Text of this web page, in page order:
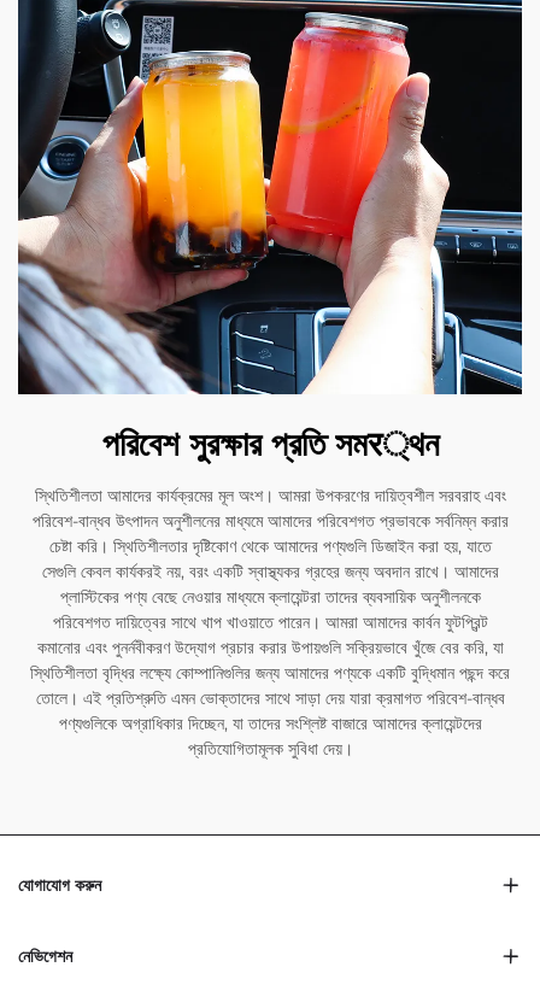
পরিবেশ সুরক্ষার প্রতি সমर্থন
স্থিতিশীলতা আমাদের কার্যক্রমের মূল অংশ। আমরা উপকরণের দায়িত্বশীল সরবরাহ এবং
পরিবেশ-বান্ধব উৎপাদন অনুশীলনের মাধ্যমে আমাদের পরিবেশগত প্রভাবকে সর্বনিম্ন করার
চেষ্টা করি। স্থিতিশীলতার দৃষ্টিকোণ থেকে আমাদের পণ্যগুলি ডিজাইন করা হয়, যাতে
সেগুলি কেবল কার্যকরই নয়, বরং একটি স্বাস্থ্যকর গ্রহের জন্য অবদান রাখে। আমাদের
প্লাস্টিকের পণ্য বেছে নেওয়ার মাধ্যমে ক্লায়েন্টরা তাদের ব্যবসায়িক অনুশীলনকে
পরিবেশগত দায়িত্বের সাথে খাপ খাওয়াতে পারেন। আমরা আমাদের কার্বন ফুটপ্রিন্ট
কমানোর এবং পুনর্নবীকরণ উদ্যোগ প্রচার করার উপায়গুলি সক্রিয়ভাবে খুঁজে বের করি, যা
স্থিতিশীলতা বৃদ্ধির লক্ষ্যে কোম্পানিগুলির জন্য আমাদের পণ্যকে একটি বুদ্ধিমান পছন্দ করে
তোলে। এই প্রতিশ্রুতি এমন ভোক্তাদের সাথে সাড়া দেয় যারা ক্রমাগত পরিবেশ-বান্ধব
পণ্যগুলিকে অগ্রাধিকার দিচ্ছেন, যা তাদের সংশ্লিষ্ট বাজারে আমাদের ক্লায়েন্টদের
প্রতিযোগিতামূলক সুবিধা দেয়।
যোগাযোগ করুন
নেভিগেশন